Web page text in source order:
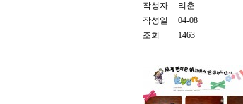
작성자
리춘
작성일
04-08
조회
1463